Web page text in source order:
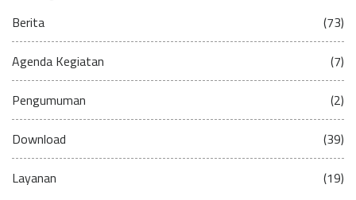
Berita (73)
Agenda Kegiatan (7)
Pengumuman (2)
Download (39)
Layanan (19)